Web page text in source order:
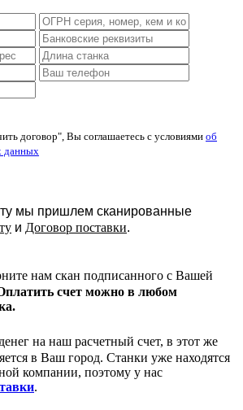
договор", Вы соглашаетесь с условиями об
данных
мы пришлем сканированные
и Договор поставки.
нам скан подписанного с Вашей
счет можно в любом
на наш расчетный счет, в этот же
в Ваш город. Станки уже находятся
компании, поэтому у нас
.